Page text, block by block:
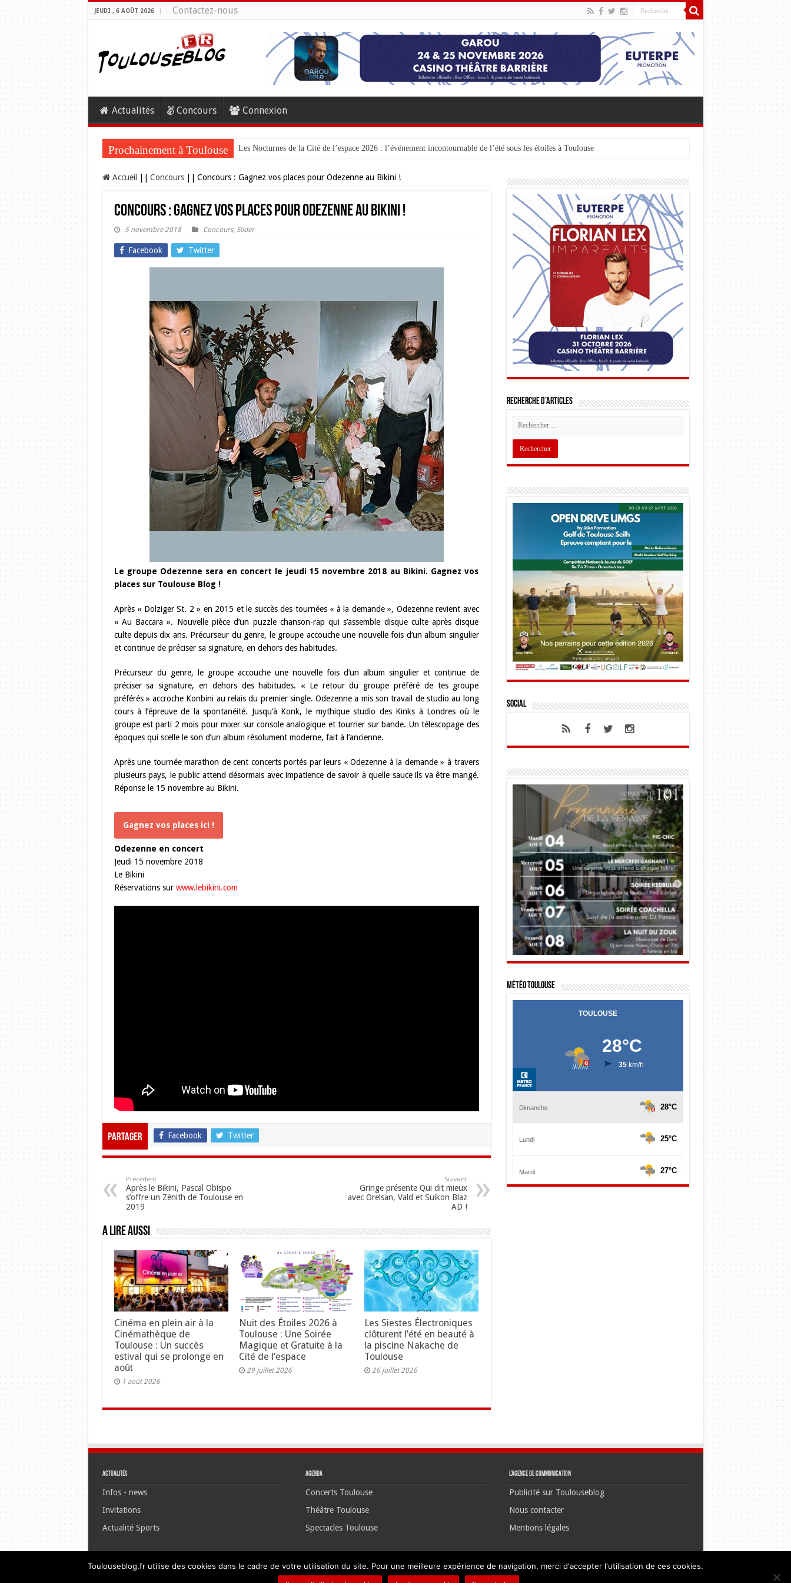
JEUDI , 6 AOÛT 2026 Contactez-nous
Actualités Concours Connexion
Prochainement à Toulouse Les Nocturnes de la Cité de l’espace 2026 : l’événement incontournable de l’été sous les étoiles à Toulouse
Accueil Concours Concours : Gagnez vos places pour Odezenne au Bikini !
Concours : Gagnez vos places pour Odezenne au Bikini !
5 novembre 2018 Concours, Slider
Facebook Twitter
Le groupe Odezenne sera en concert le jeudi 15 novembre 2018 au Bikini. Gagnez vos
places sur Toulouse Blog !
Après « Dolziger St. 2 » en 2015 et le succès des tournées « à la demande », Odezenne revient avec
« Au Baccara ». Nouvelle pièce d’un puzzle chanson-rap qui s’assemble disque culte après disque
culte depuis dix ans. Précurseur du genre, le groupe accouche une nouvelle fois d’un album singulier
et continue de préciser sa signature, en dehors des habitudes.
Précurseur du genre, le groupe accouche une nouvelle fois d’un album singulier et continue de
préciser sa signature, en dehors des habitudes. « Le retour du groupe préféré de tes groupe
préférés » accroche Konbini au relais du premier single. Odezenne a mis son travail de studio au long
cours à l’épreuve de la spontanéité. Jusqu’à Konk, le mythique studio des Kinks à Londres où le
groupe est parti 2 mois pour mixer sur console analogique et tourner sur bande. Un télescopage des
époques qui scelle le son d’un album résolument moderne, fait à l’ancienne.
Après une tournée marathon de cent concerts portés par leurs « Odezenne à la demande » à travers
plusieurs pays, le public attend désormais avec impatience de savoir à quelle sauce ils va être mangé.
Réponse le 15 novembre au Bikini.
Gagnez vos places ici !
Odezenne en concert
Jeudi 15 novembre 2018
Le Bikini
Réservations sur www.lebikini.com
Partager Facebook Twitter
Précédent
Après le Bikini, Pascal Obispo
s’offre un Zénith de Toulouse en
2019
Suivant
Gringe présente Qui dit mieux
avec Orelsan, Vald et Suikon Blaz
AD !
A lire aussi
Cinéma en plein air à la
Cinémathèque de
Toulouse : Un succès
estival qui se prolonge en
août
1 août 2026
Nuit des Étoiles 2026 à
Toulouse : Une Soirée
Magique et Gratuite à la
Cité de l’espace
29 juillet 2026
Les Siestes Électroniques
clôturent l’été en beauté à
la piscine Nakache de
Toulouse
26 juillet 2026
Recherche d’articles
Social
Météo Toulouse
Actualités
Infos - news
Invitations
Actualité Sports
Agenda
Concerts Toulouse
Théâtre Toulouse
Spectacles Toulouse
L’agence de communication
Publicité sur Toulouseblog
Nous contacter
Mentions légales
Toulouseblog.fr utilise des cookies dans le cadre de votre utilisation du site. Pour une meilleure expérience de navigation, merci d'accepter l'utilisation de ces cookies.